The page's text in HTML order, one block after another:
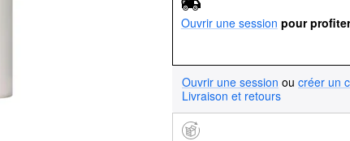
Ouvrir une session pour
Ouvrir une session ou créer un
Livraison et retours